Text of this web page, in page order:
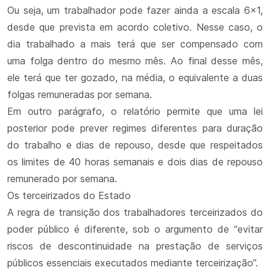
Ou seja, um trabalhador pode fazer ainda a escala 6x1,
desde que prevista em acordo coletivo. Nesse caso, o
dia trabalhado a mais terá que ser compensado com
uma folga dentro do mesmo mês. Ao final desse mês,
ele terá que ter gozado, na média, o equivalente a duas
folgas remuneradas por semana.
Em outro parágrafo, o relatório permite que uma lei
posterior pode prever regimes diferentes para duração
do trabalho e dias de repouso, desde que respeitados
os limites de 40 horas semanais e dois dias de repouso
remunerado por semana.
Os terceirizados do Estado
A regra de transição dos trabalhadores terceirizados do
poder público é diferente, sob o argumento de “evitar
riscos de descontinuidade na prestação de serviços
públicos essenciais executados mediante terceirização”.